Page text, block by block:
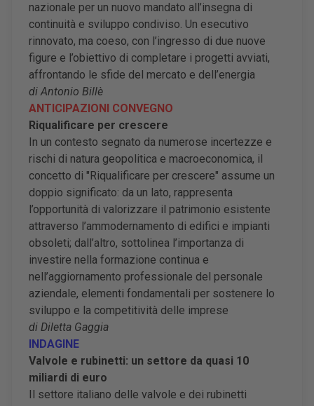
nazionale per un nuovo mandato all’insegna di
continuità e sviluppo condiviso. Un esecutivo
rinnovato, ma coeso, con l’ingresso di due nuove
figure e l’obiettivo di completare i progetti avviati,
affrontando le sfide del mercato e dell’energia
di Antonio Billè
ANTICIPAZIONI CONVEGNO
Riqualificare per crescere
In un contesto segnato da numerose incertezze e
rischi di natura geopolitica e macroeconomica, il
concetto di "Riqualificare per crescere" assume un
doppio significato: da un lato, rappresenta
l’opportunità di valorizzare il patrimonio esistente
attraverso l’ammodernamento di edifici e impianti
obsoleti; dall’altro, sottolinea l’importanza di
investire nella formazione continua e
nell’aggiornamento professionale del personale
aziendale, elementi fondamentali per sostenere lo
sviluppo e la competitività delle imprese
di Diletta Gaggia
INDAGINE
Valvole e rubinetti: un settore da quasi 10
miliardi di euro
Il settore italiano delle valvole e dei rubinetti